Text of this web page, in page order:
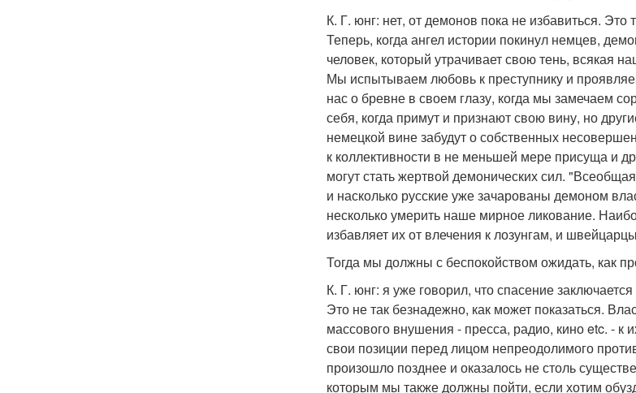
К. Г. юнг: нет, от демонов пока не избавиться.
Теперь, когда ангел истории покинул немцев,
человек, который утрачивает свою тень, всякая
Мы испытываем любовь к преступнику и
нас о бревне в своем глазу, когда мы замечаем
себя, когда примут и признают свою вину, но
немецкой вине забудут о собственных
к коллективности в не меньшей мере присуща и
могут стать жертвой демонических сил.
и насколько русские уже зачарованы демоном
несколько умерить наше мирное ликование.
избавляет их от влечения к лозунгам, и
Тогда мы должны с беспокойством ожидать, как
К. Г. юнг: я уже говорил, что спасение
Это не так безнадежно, как может показаться.
массового внушения - пресса, радио, кино etc. - к
свои позиции перед лицом непреодолимого
произошло позднее и оказалось не столь
которым мы также должны пойти, если хотим